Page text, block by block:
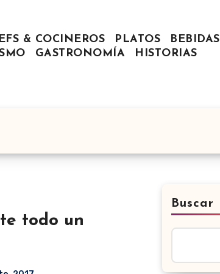
& COCINEROS PLATOS
BEBIDAS
GASTRONOMÍA HISTORIAS
todo un
Buscar